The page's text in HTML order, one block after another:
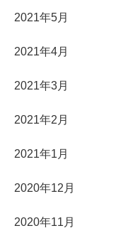
2021年5月
2021年4月
2021年3月
2021年2月
2021年1月
2020年12月
2020年11月